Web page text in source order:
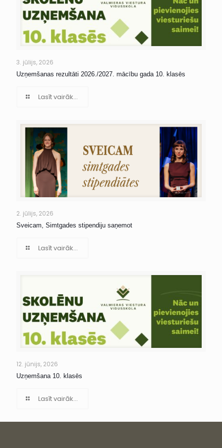
3. jūlijs, 2026
Uzņemšanas rezultāti 2026./2027. mācību gada 10. klasēs
Lasīt vairāk...
2. jūlijs, 2026
Sveicam, Simtgades stipendiju saņemot
Lasīt vairāk...
12. jūnijs, 2026
Uzņemšana 10. klasēs
Lasīt vairāk...